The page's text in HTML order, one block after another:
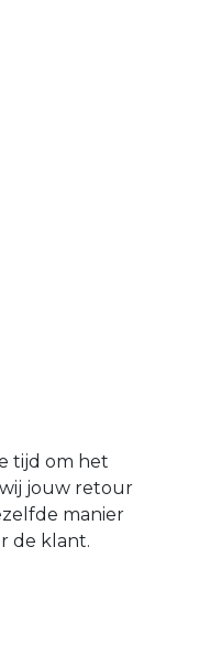
tijd om het
jouw retour
manier
de klant.